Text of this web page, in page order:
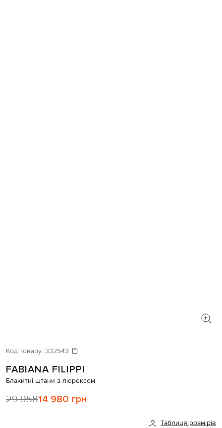
Код товару: 332543
FABIANA FILIPPI
Блакитні штани з люрексом
29 95814 980 грн
Таблиця розмірів